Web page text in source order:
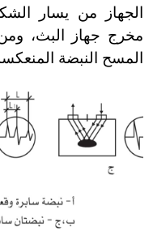
الجهاز من يسار
مخرج جهاز البث،
المسح النبضة